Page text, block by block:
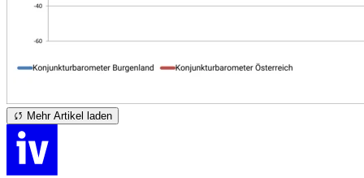
Mehr Artikel laden